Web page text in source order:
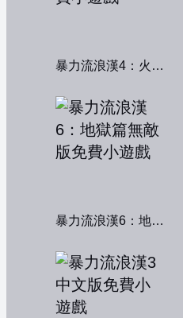
暴力流浪漢4：火線交鋒
暴力流浪漢6：地獄篇無敵版